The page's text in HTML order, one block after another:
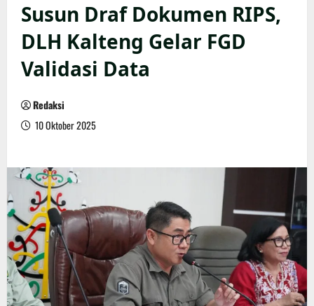
Susun Draf Dokumen RIPS,
DLH Kalteng Gelar FGD
Validasi Data
Redaksi
10 Oktober 2025